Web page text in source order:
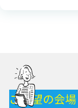
ご希望の会